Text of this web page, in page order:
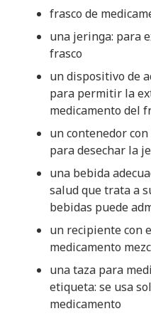
frasco de
una jeringa: para
frasco
un dispositivo de
para permitir la
medicamento del
un contenedor
para desechar la
una bebida
salud que trata a
bebidas puede
un recipiente con
medicamento
una taza para
etiqueta: se usa
medicamento